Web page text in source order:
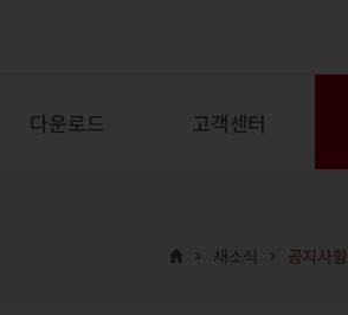
다운로드 고객센터
새소식 공지사항